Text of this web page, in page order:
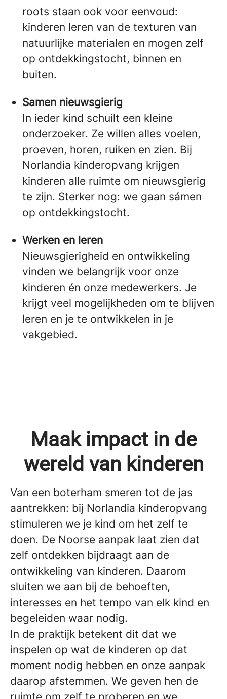
roots staan ook voor eenvoud:
kinderen leren van de texturen van
natuurlijke materialen en mogen zelf
op ontdekkingstocht, binnen en
buiten.
Samen nieuwsgierig
In ieder kind schuilt een kleine
onderzoeker. Ze willen alles voelen,
proeven, horen, ruiken en zien. Bij
Norlandia kinderopvang krijgen
kinderen alle ruimte om nieuwsgierig
te zijn. Sterker nog: we gaan sámen
op ontdekkingstocht.
Werken en leren
Nieuwsgierigheid en ontwikkeling
vinden we belangrijk voor onze
kinderen én onze medewerkers. Je
krijgt veel mogelijkheden om te blijven
leren en je te ontwikkelen in je
vakgebied.
Maak impact in de
wereld van kinderen
Van een boterham smeren tot de jas
aantrekken: bij Norlandia kinderopvang
stimuleren we je kind om het zelf te
doen. De Noorse aanpak laat zien dat
zelf ontdekken bijdraagt aan de
ontwikkeling van kinderen. Daarom
sluiten we aan bij de behoeften,
interesses en het tempo van elk kind en
begeleiden waar nodig.
In de praktijk betekent dit dat we
inspelen op wat de kinderen op dat
moment nodig hebben en onze aanpak
daarop afstemmen. We geven hen de